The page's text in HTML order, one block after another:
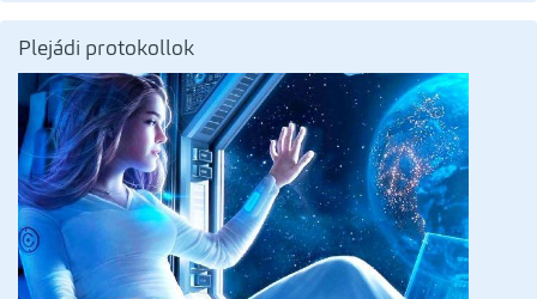
Plejádi protokollok